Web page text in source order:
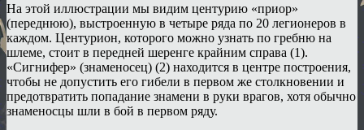
На этой иллюстрации мы видим центурию «приор»
(переднюю), выстроенную в четыре ряда по 20 легионеров в
каждом. Центурион, которого можно узнать по гребню на
шлеме, стоит в передней шеренге крайним справа (1).
«Сигнифер» (знаменосец) (2) находится в центре построения,
чтобы не допустить его гибели в первом же столкновении и
предотвратить попадание знамени в руки врагов, хотя обычно
знаменосцы шли в бой в первом ряду.